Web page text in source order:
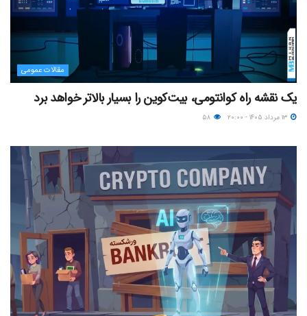
مقالات عمومی
یک نقشه راه کوانتومی، بیت‌کوین را بسیار بالاتر خواهد برد